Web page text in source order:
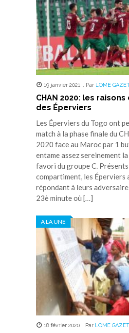
19 janvier 2021 , Par LOME
CHAN 2020: les
des Éperviers
Les Éperviers du Togo ont
match à la phase finale du
2020 face au Maroc par 1
entame assez sereinement
favori du groupe C. Présents
compartiment, les Éperviers
répondant à leurs
23è minute où […]
A LA UNE
18 février 2020 , Par LOME